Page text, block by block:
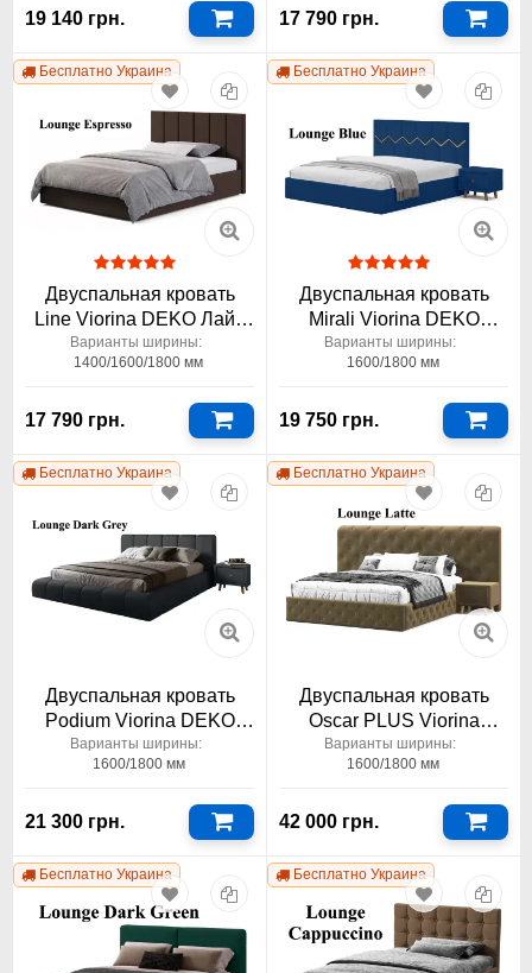
19 140 грн. 17 790 грн.
Бесплатно Украина
Двуспальная кровать
Line Viorina DEKO Лайн
1400/1600/1800x2000
Варианты ширины:
1400/1600/1800 мм
17 790 грн.
Бесплатно Украина
Двуспальная кровать
Mirali Viorina DEKO
Мирали 1600-1800x2000
Варианты ширины:
1600/1800 мм
19 750 грн.
Бесплатно Украина
Двуспальная кровать
Podium Viorina DEKO
Подиум 1600-1800x2000
Варианты ширины:
1600/1800 мм
21 300 грн.
Бесплатно Украина
Двуспальная кровать
Oscar PLUS Viorina
DEKO Оскар ПЛЮС с 2
прикроватными тумбами
Варианты ширины:
1600/1800 мм
42 000 грн.
Бесплатно Украина Бесплатно Украина